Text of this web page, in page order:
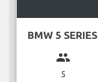
BMW 5 SERIES
group
5